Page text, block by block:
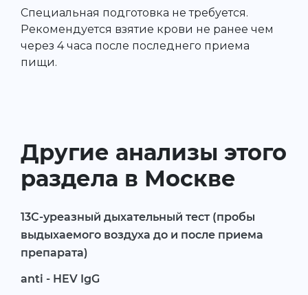
Специальная подготовка не требуется.
Рекомендуется взятие крови не ранее чем
через 4 часа после последнего приема
пищи.
Другие анализы этого
раздела в Москве
13С-уреазный дыхательный тест (пробы
выдыхаемого воздуха до и после приема
препарата)
anti - HEV IgG